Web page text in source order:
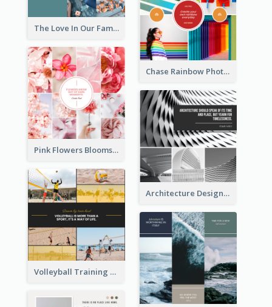
The Love In Our Family Photo Collage
Chase Rainbow Photo Collage
Pink Flowers Blooms Photo Collage
Architecture Design Photo Collage
Volleyball Training Photo Collage